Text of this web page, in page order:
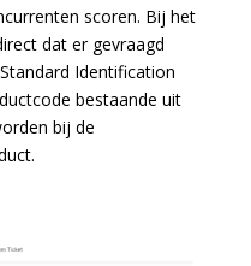
scoren. Bij het
dat er gevraagd
Identification
bestaande uit
bij de